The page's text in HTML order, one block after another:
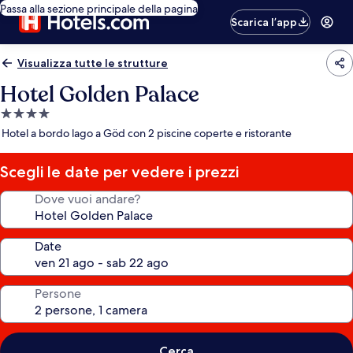
Passa alla sezione principale della pagina
Scarica l’app
Visualizza tutte le strutture
Hotel Golden Palace
Struttura
a
stelle
Hotel a bordo lago a Göd con 2 piscine coperte e ristorante
Scegli le date per vedere i prezzi
Dove vuoi andare?
Date
Persone